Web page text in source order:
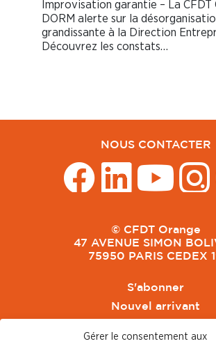
Gérer le consentement aux
Improvisation garantie – La CFDT
DORM alerte sur la
grandissante à la Direction
Découvrez les constats…
NOUS CONTACTER
© CFDT Orange
47 AVENUE SIMON
75950 PARIS CEDEX
S'abonner
Nouvel arrivant